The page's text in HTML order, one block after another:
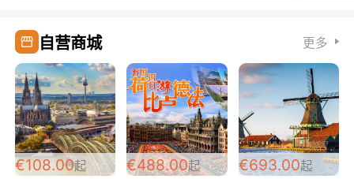
自营商城 更多
€108.00起 €488.00起 €693.00起